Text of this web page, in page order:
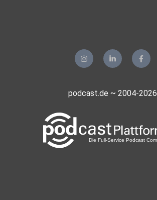
podcast.de ~ 2004-2026